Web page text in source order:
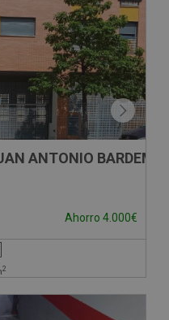
ANTONIO BARDEM, -
Ahorro 4.000€
2